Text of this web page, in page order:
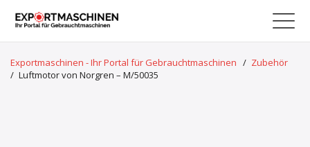
Exportmaschinen - Ihr Portal für Gebrauchtmaschinen / Zubehör
/ Luftmotor von Norgren – M/50035